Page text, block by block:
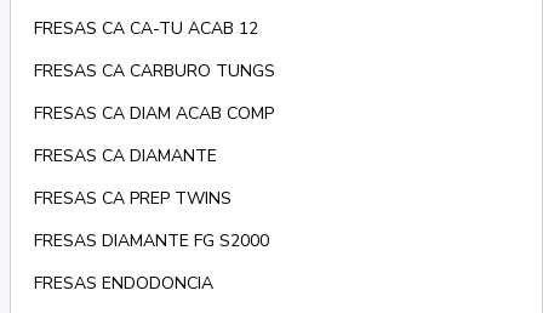
FRESAS CA CA-TU ACAB 12
FRESAS CA CARBURO TUNGS
FRESAS CA DIAM ACAB COMP
FRESAS CA DIAMANTE
FRESAS CA PREP TWINS
FRESAS DIAMANTE FG S2000
FRESAS ENDODONCIA